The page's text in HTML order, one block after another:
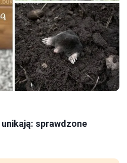
sprawdzone